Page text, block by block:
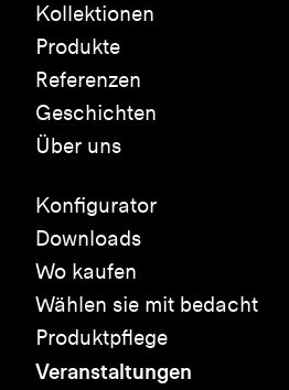
Kollektionen
Produkte
Referenzen
Geschichten
Über uns
Konfigurator
Downloads
Wo kaufen
Wählen sie mit bedacht
Produktpflege
Veranstaltungen